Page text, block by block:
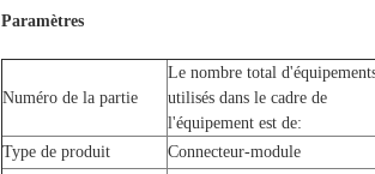
Paramètres
Numéro de la partie
Le nombre total
utilisés dans le cadre de
l'équipement est de:
Type de produit Connecteur-module